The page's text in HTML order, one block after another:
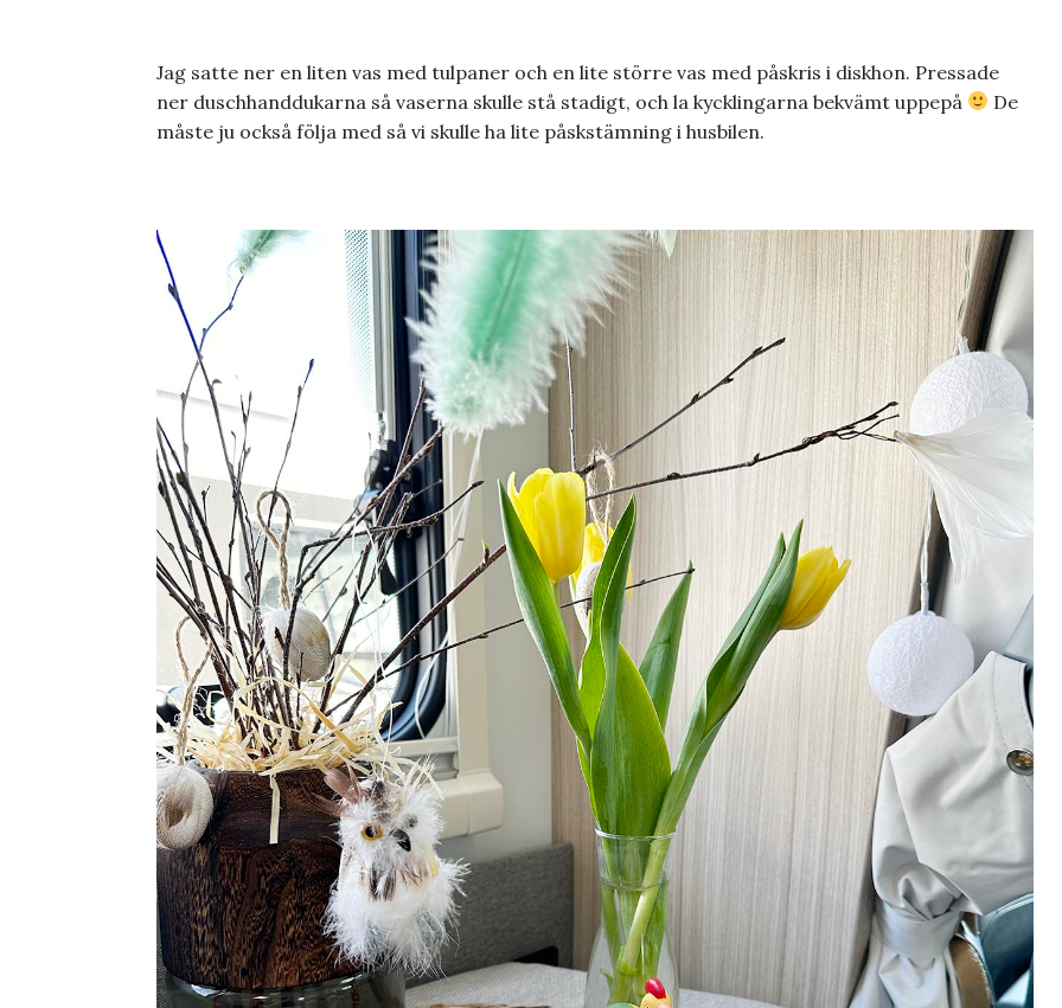
Jag satte ner en liten vas med tulpaner och en lite större vas med påskris i diskhon. Pressade
ner duschhanddukarna så vaserna skulle stå stadigt, och la kycklingarna bekvämt uppepå
De
måste ju också följa med så vi skulle ha lite påskstämning i husbilen.